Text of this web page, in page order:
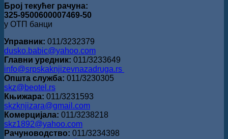
Број текућег рачуна:
325-9500600007469-50
у ОТП банци
Управник: 011/3232379
dusko.babic@yahoo.com
Главни уредник: 011/3233649
info@srpskaknjizevnazadruga.rs
Општа служба: 011/3230305
skz@beotel.rs
Књижара: 011/3231593
skzknjizara@gmail.com
Комерцијала: 011/3238218
skz1892@yahoo.com
Рачуноводство: 011/3234398